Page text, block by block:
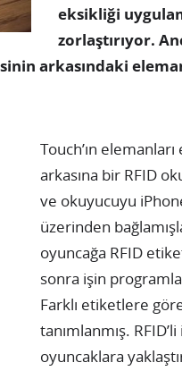
eksikliği
zorlaştırıyor.
arkasındaki
Touch’ın
arkasına bir RFID
ve okuyucuyu
üzerinden
oyuncağa RFID
sonra işin
Farklı etiketlere
tanımlanmış.
oyuncaklara